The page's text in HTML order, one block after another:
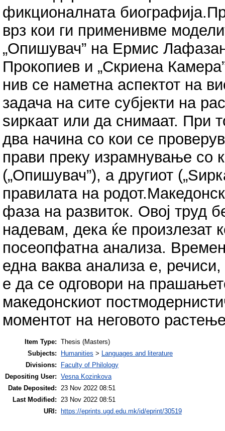
фикционалната
врз кои ги применивме
„Опишувач” на Ермис
Прокопиев и „Скриена
нив се наметна аспектот на
задача на сите субјекти на
ѕиркаат или да снимаат. При
два начина со кои се
прави преку израмнување со
(„Опишувач”), а другиот
правилата на
фаза на развиток. Овој труд
надевам, дека ќе произлезат
посеопфатна анализа.
една ваква анализа е,
е да се одговори на
македонскиот
моментот на неговото
Item Type: Thesis (Masters)
Subjects:
Humanities > Languages and literature
Divisions:
Faculty of Philology
Depositing User: Vesna Kozinkova
Date Deposited: 23 Nov 2022 08:51
Last Modified: 23 Nov 2022 08:51
URI:
https://eprints.ugd.edu.mk/id/eprint/30519